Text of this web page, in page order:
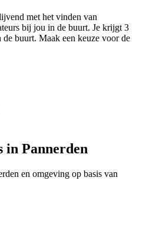
met het vinden van
bij jou in de buurt. Je krijgt 3
buurt. Maak een keuze voor de
in Pannerden
en omgeving op basis van